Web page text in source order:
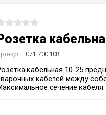
Розетка
071.700.108
кабельная 10-25
кабелей между
сечение кабеля